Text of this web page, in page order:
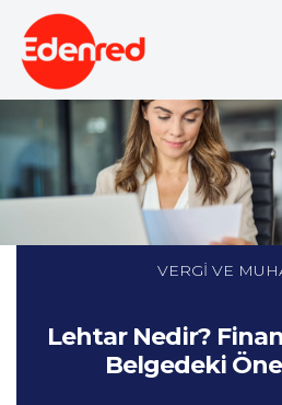
VERGİ VE
Lehtar Nedir?
Belgedeki